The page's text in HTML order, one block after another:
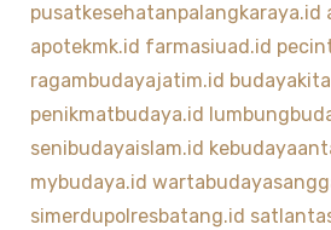
pusatkesehatanpalangkaraya.id
apotekmk.id farmasiuad.id
ragambudayajatim.id
penikmatbudaya.id
senibudayaislam.id
mybudaya.id
simerdupolresbatang.id